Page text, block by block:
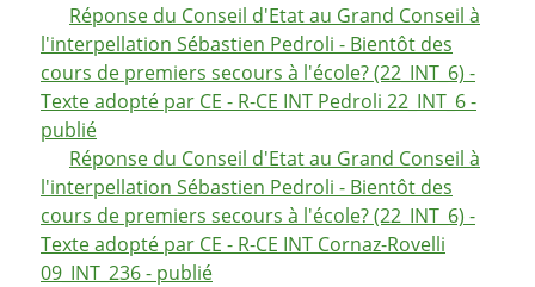
Réponse du Conseil d'Etat au Grand Conseil à
l'interpellation Sébastien Pedroli - Bientôt des
cours de premiers secours à l'école? (22_INT_6) -
Texte adopté par CE - R-CE INT Pedroli 22_INT_6 -
publié
Réponse du Conseil d'Etat au Grand Conseil à
l'interpellation Sébastien Pedroli - Bientôt des
cours de premiers secours à l'école? (22_INT_6) -
Texte adopté par CE - R-CE INT Cornaz-Rovelli
09_INT_236 - publié